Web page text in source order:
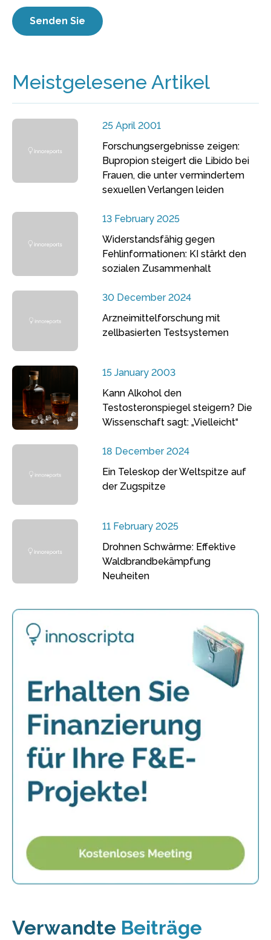
Meistgelesene Artikel
25 April 2001
Forschungsergebnisse zeigen:
Bupropion steigert die Libido bei
Frauen, die unter vermindertem
sexuellen Verlangen leiden
13 February 2025
Widerstandsfähig gegen
Fehlinformationen: KI stärkt den
sozialen Zusammenhalt
30 December 2024
Arzneimittelforschung mit
zellbasierten Testsystemen
15 January 2003
Kann Alkohol den
Testosteronspiegel steigern? Die
Wissenschaft sagt: „Vielleicht“
18 December 2024
Ein Teleskop der Weltspitze auf
der Zugspitze
11 February 2025
Drohnen Schwärme: Effektive
Waldbrandbekämpfung
Neuheiten
Verwandte Beiträge